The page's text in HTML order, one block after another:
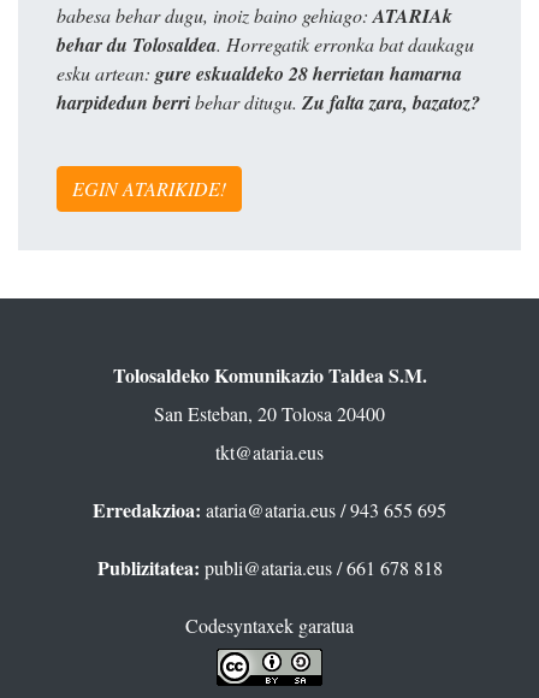
babesa behar dugu, inoiz baino gehiago: ATARIAk
behar du Tolosaldea. Horregatik erronka bat daukagu
esku artean: gure eskualdeko 28 herrietan hamarna
harpidedun berribehar ditugu. Zu falta zara, bazatoz?
EGIN ATARIKIDE!
Tolosaldeko Komunikazio Taldea S.M.
San Esteban, 20 Tolosa 20400
tkt@ataria.eus
Erredakzioa: ataria@ataria.eus/ 943 655 695
Publizitatea: publi@ataria.eus/ 661 678 818
Codesyntaxek garatua